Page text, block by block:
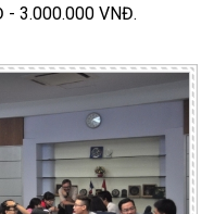
- 3.000.000 VNĐ.